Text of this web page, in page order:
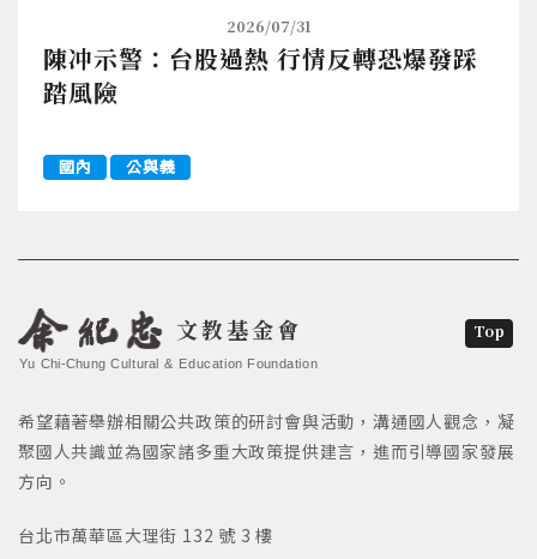
2026/07/31
陳冲示警：台股過熱 行情反轉恐爆發踩
踏風險
國內 公與義
文教基金會
Yu Chi-Chung Cultural & Education Foundation
希望藉著舉辦相關公共政策的研討會與活動，溝通國人觀念，凝
聚國人共識並為國家諸多重大政策提供建言，進而引導國家發展
方向。
台北市萬華區大理街 132 號 3 樓
Top